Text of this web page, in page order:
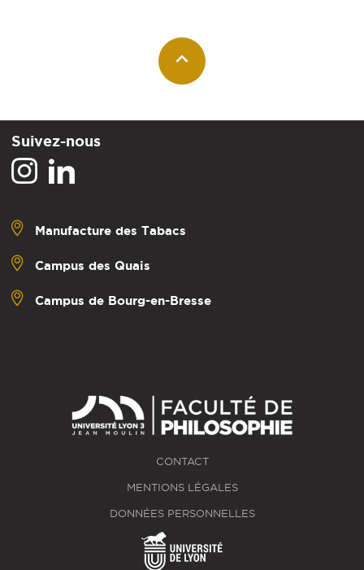
Suivez-nous
Manufacture des Tabacs
Campus des Quais
Campus de Bourg-en-Bresse
CONTACT
MENTIONS LÉGALES
DONNÉES PERSONNELLES